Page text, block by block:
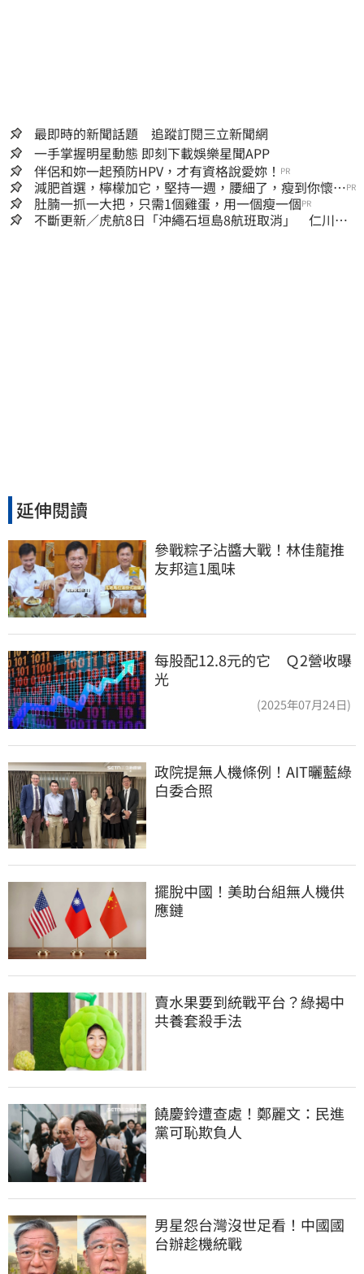
最即時的新聞話題 追蹤訂閱三立新聞網
一手掌握明星動態 即刻下載娛樂星聞APP
伴侶和妳一起預防HPV，才有資格說愛妳！ PR
減肥首選，檸檬加它，堅持一週，腰細了，瘦到你懷疑
人生
PR
肚腩一抓一大把，只需1個雞蛋，用一個瘦一個PR
不斷更新／虎航8日「沖繩石垣島8航班取消」 仁川返
延伸閱讀
參戰粽子沾醬大戰！林佳龍推
友邦這1風味
每股配12.8元的它 Ｑ2營收曝
光
(2025年07月24日)
政院提無人機條例！AIT曬藍綠
白委合照
擺脫中國！美助台組無人機供
應鏈
賣水果要到統戰平台？綠揭中
共養套殺手法
饒慶鈴遭查處！鄭麗文：民進
黨可恥欺負人
男星怨台灣沒世足看！中國國
台辦趁機統戰